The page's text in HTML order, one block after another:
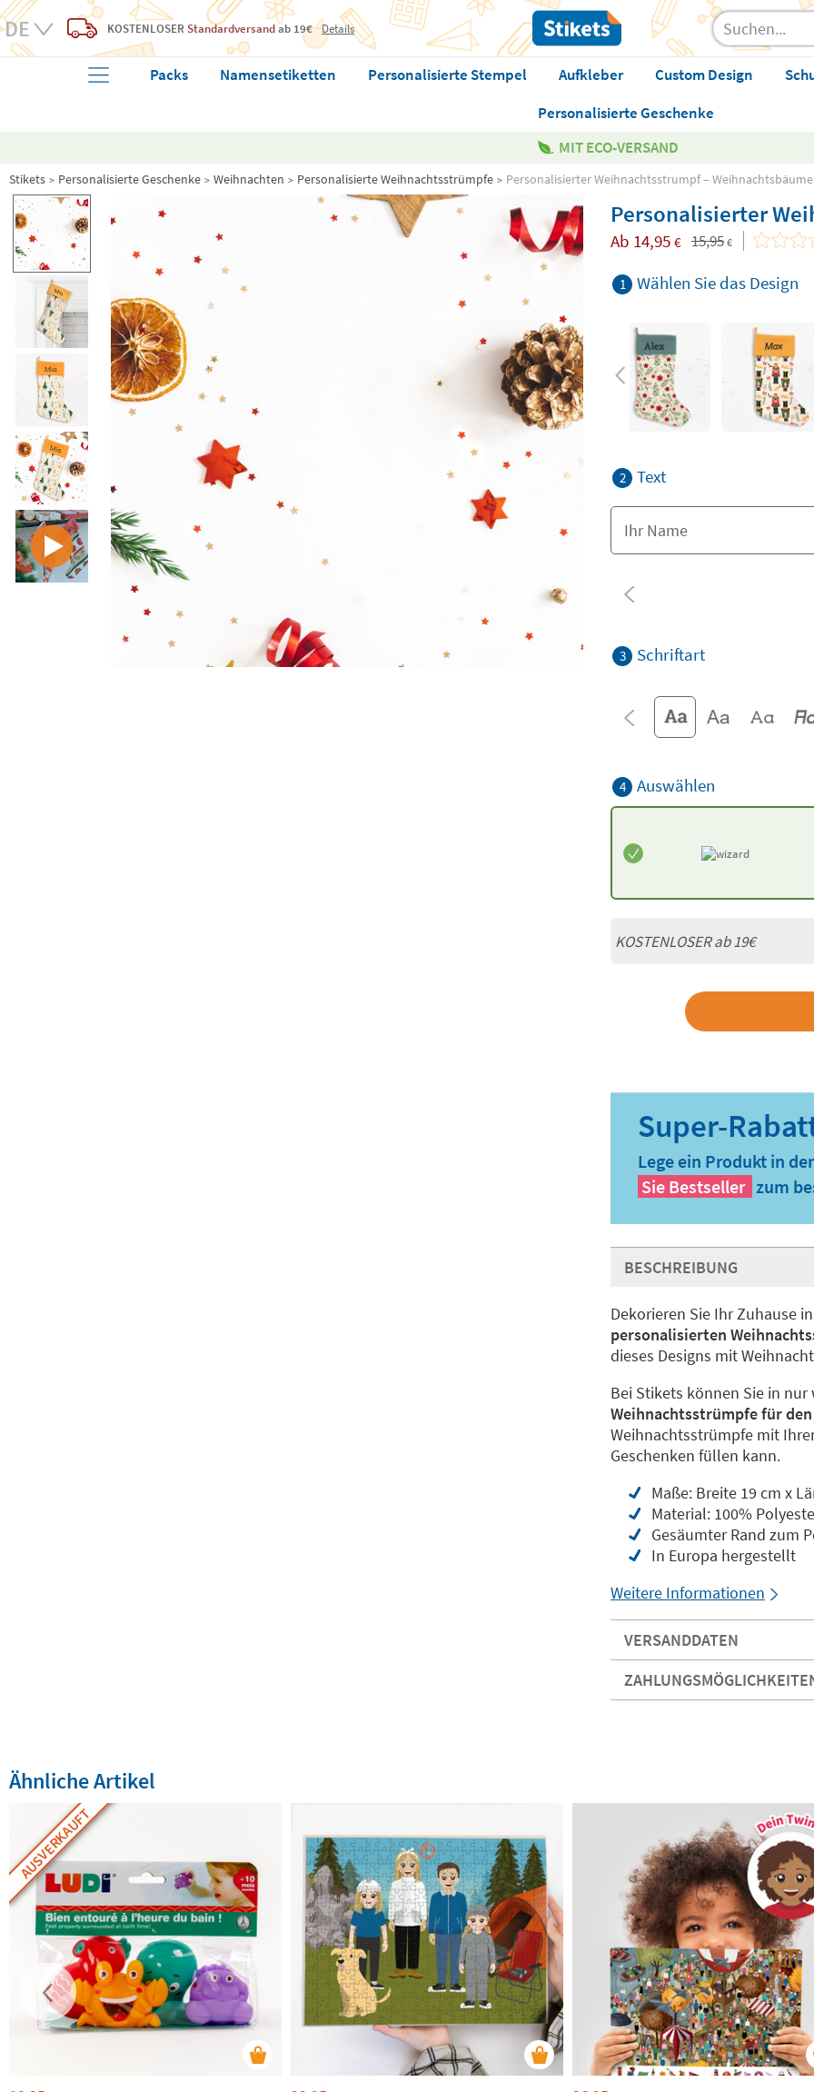
KOSTENLOSER Standardversandab 19€ Details
Packs Namensetiketten Personalisierte Stempel Aufkleber Custom Design
Personalisierte Geschenke
MIT ECO-VERSAND
Stikets Personalisierte Geschenke Weihnachten Personalisierte Weihnachtsstrümpfe Personalisierter Weihnachtsstrumpf – Weihnachtsbäume
Personalisierter
Ab 14,95 € 15,95 €
1 Wählen Sie das Design
2 Text
3 Schriftart
4 Auswählen
KOSTENLOSER ab 19€
Lege ein Produkt in
Sie Bestseller zum
BESCHREIBUNG
Dekorieren Sie Ihr Zuhause
personalisierten
dieses Designs mit
Bei Stikets können Sie in
Weihnachtsstrümpfe für
Weihnachtsstrümpfe mit
Geschenken füllen kann.
Maße: Breite 19 cm x
Material: 100%
Gesäumter Rand zum
In Europa hergestellt
Weitere Informationen
VERSANDDATEN
Ähnliche Artikel
AUSVERKAUFT